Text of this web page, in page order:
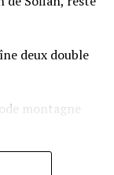
deux double
montagne